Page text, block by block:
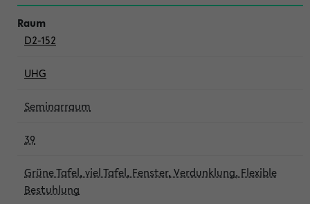
D2-152
UHG
Seminarraum
39
Grüne Tafel, viel Tafel, Fenster, Verdunklung, Flexible
Bestuhlung